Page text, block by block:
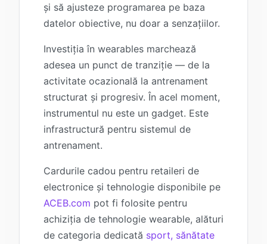
și să ajusteze programarea pe baza
datelor obiective, nu doar a senzațiilor.
Investiția în wearables marchează
adesea un punct de tranziție — de la
activitate ocazională la antrenament
structurat și progresiv. În acel moment,
instrumentul nu este un gadget. Este
infrastructură pentru sistemul de
antrenament.
Cardurile cadou pentru retaileri de
electronice și tehnologie disponibile pe
ACEB.com pot fi folosite pentru
achiziția de tehnologie wearable, alături
de categoria dedicată sport, sănătate